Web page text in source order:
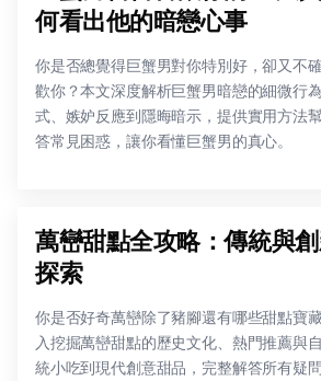
何看出他的暗戀心事
你是否總覺得巨蟹男對你特別好，卻又不
歡你？本文深度解析巨蟹男暗戀的細微行
式、嫉妒反應到隱晦暗示，提供實用方法
答常見困惑，讓你看懂巨蟹男的真心。
萬巒甜點全攻略：傳統與
探索
你是否好奇萬巒除了豬腳還有哪些甜點寶
入挖掘萬巒甜點的歷史文化、熱門推薦與
統小吃到現代創意甜品，完整解答所有疑